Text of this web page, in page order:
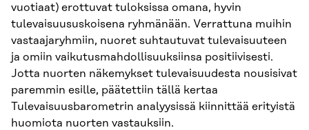
vuotiaat) erottuvat tuloksissa omana, hyvin
tulevaisuususkoisena ryhmänään. Verrattuna muihin
vastaajaryhmiin, nuoret suhtautuvat tulevaisuuteen
ja omiin vaikutusmahdollisuuksiinsa positiivisesti.
Jotta nuorten näkemykset tulevaisuudesta nousisivat
paremmin esille, päätettiin tällä kertaa
Tulevaisuusbarometrin analyysissä kiinnittää erityistä
huomiota nuorten vastauksiin.